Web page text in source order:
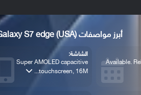
أبرز مواصفات Samsung Galaxy S7 edge (USA)
Available.
الشاشة:
Super AMOLED capacitive
touchscreen, 16M...